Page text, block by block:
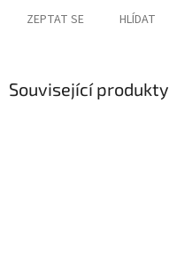
ZEPTAT SE HLÍDAT
Související produkty